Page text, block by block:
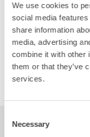
We use cookies to
social media
share information
media, advertising
combine it with other
them or that they’ve
services.
Selection
Necessary
Ensimmäinen
Seuraavat pv
Alv 0 %